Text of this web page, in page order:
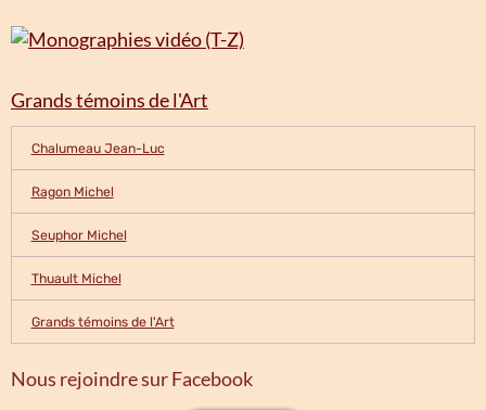
Grands témoins de l'Art
Chalumeau Jean-Luc
Ragon Michel
Seuphor Michel
Thuault Michel
Grands témoins de l'Art
Nous rejoindre sur Facebook